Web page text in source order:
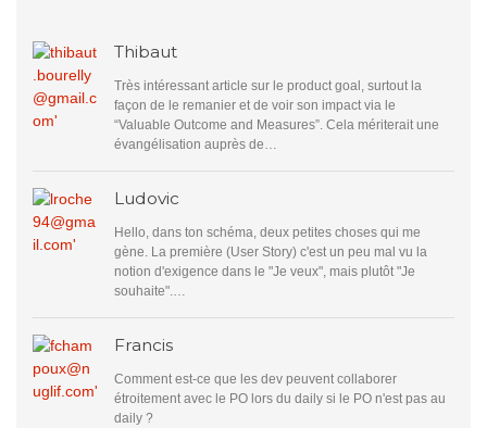
Thibaut
Très intéressant article sur le product goal, surtout la
façon de le remanier et de voir son impact via le
“Valuable Outcome and Measures”. Cela mériterait une
évangélisation auprès de…
Ludovic
Hello, dans ton schéma, deux petites choses qui me
gène. La première (User Story) c'est un peu mal vu la
notion d'exigence dans le "Je veux", mais plutôt "Je
souhaite".…
Francis
Comment est-ce que les dev peuvent collaborer
étroitement avec le PO lors du daily si le PO n'est pas au
daily ?